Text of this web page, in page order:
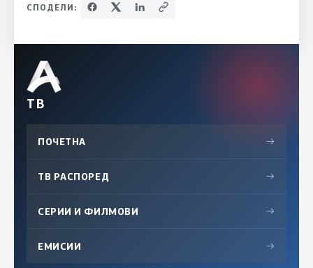
СПОДЕЛИ:
ТВ
ПОЧЕТНА →
ТВ РАСПОРЕД →
СЕРИИ И ФИЛМОВИ →
ЕМИСИИ →